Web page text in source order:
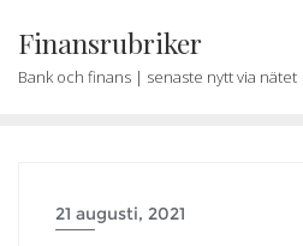
content
Finansrubriker
Bank och finans | senaste nytt via nätet
21 augusti, 2021